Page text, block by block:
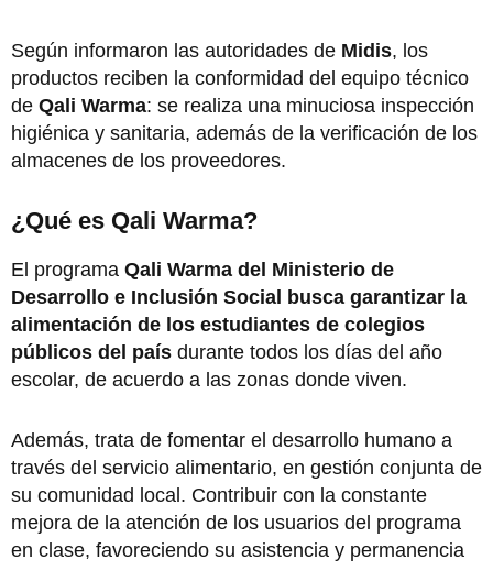
Según informaron las autoridades de Midis, los
productos reciben la conformidad del equipo técnico
de Qali Warma: se realiza una minuciosa inspección
higiénica y sanitaria, además de la verificación de los
almacenes de los proveedores.
¿Qué es Qali Warma?
El programa Qali Warma del Ministerio de
Desarrollo e Inclusión Social busca garantizar la
alimentación de los estudiantes de colegios
públicos del país durante todos los días del año
escolar, de acuerdo a las zonas donde viven.
Además, trata de fomentar el desarrollo humano a
través del servicio alimentario, en gestión conjunta de
su comunidad local. Contribuir con la constante
mejora de la atención de los usuarios del programa
en clase, favoreciendo su asistencia y permanencia